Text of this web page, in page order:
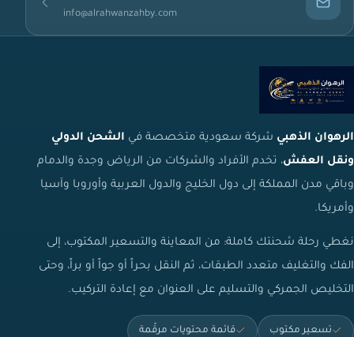
info@alrahwanzahby.com
الرهوان الذهبي شركة سعودية متخصصة في الشحن الدولي
ونقل العفش، تخدم الأفراد والشركات من الرياض وجدة والدمام
وباقي مدن المملكة إلى دول الخليج والدول العربية وأوروبا وآسيا
وأمريكا.
نغطي رحلة شحنتك كاملة: من المعاينة والتسعير المكتوب، إلى
الفك والتغليف متعدد الطبقات، ثم النقل بحراً أو جواً أو براً، وحتى
التخليص الجمركي والتسليم على العنوان مع إعادة التركيب.
تسعير مكتوب قائمة محتويات مرقّمة